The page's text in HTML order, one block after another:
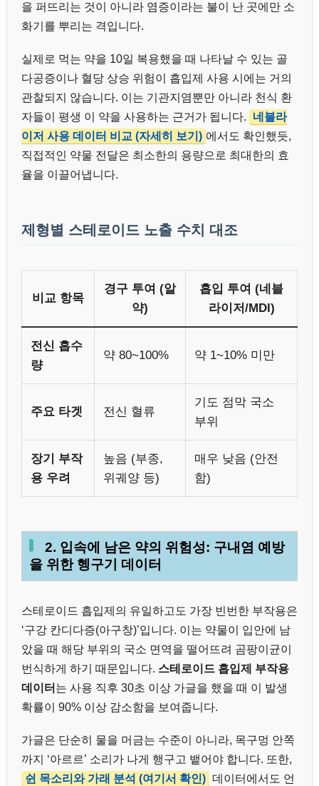
을 퍼뜨리는 것이 아니라 염증이라는 불이 난 곳에만 소
화기를 뿌리는 격입니다.
실제로 먹는 약을 10일 복용했을 때 나타날 수 있는 골
다공증이나 혈당 상승 위험이 흡입제 사용 시에는 거의
관찰되지 않습니다. 이는 기관지염뿐만 아니라 천식 환
자들이 평생 이 약을 사용하는 근거가 됩니다.
네블라
이저 사용 데이터 비교 (자세히 보기) 에서도 확인했듯,
직접적인 약물 전달은 최소한의 용량으로 최대한의 효
율을 이끌어냅니다.
제형별 스테로이드 노출 수치 대조
비교 항목
경구 투여 (알
약)
흡입 투여 (네블
라이저/MDI)
전신 흡수
량
약 80~100% 약 1~10% 미만
주요 타겟 전신 혈류
기도 점막 국소
부위
장기 부작
용 우려
높음 (부종,
위궤양 등)
매우 낮음 (안전
함)
2. 입속에 남은 약의 위험성: 구내염 예방
을 위한 헹구기 데이터
스테로이드 흡입제의 유일하고도 가장 빈번한 부작용은
‘구강 칸디다증(아구창)’입니다. 이는 약물이 입안에 남
았을 때 해당 부위의 국소 면역을 떨어뜨려 곰팡이균이
번식하게 하기 때문입니다. 스테로이드 흡입제 부작용
데이터 는 사용 직후 30초 이상 가글을 했을 때 이 발생
확률이 90% 이상 감소함을 보여줍니다.
가글은 단순히 물을 머금는 수준이 아니라, 목구멍 안쪽
까지 ‘아르르’ 소리가 나게 행구고 뱉어야 합니다. 또한,
쉰 목소리와 가래 분석 (여기서 확인) 데이터에서도 언